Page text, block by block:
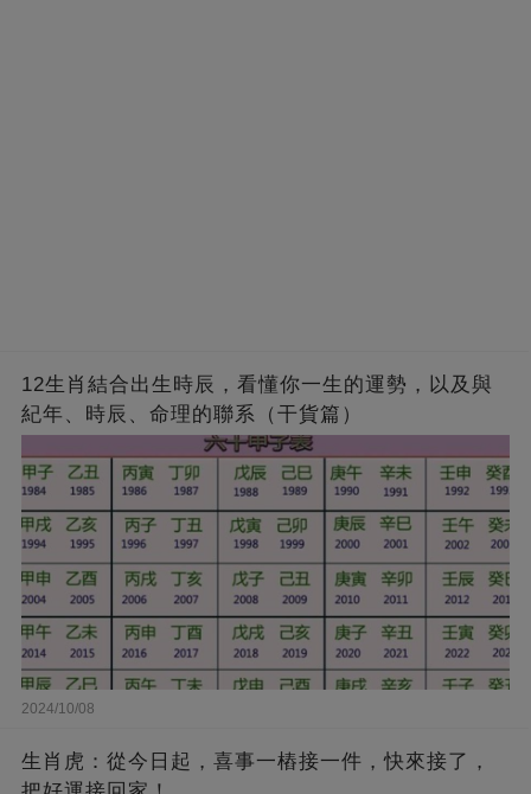
12生肖結合出生時辰，看懂你一生的運勢，以及與
紀年、時辰、命理的聯系（干貨篇）
2024/10/08
生肖虎：從今日起，喜事一樁接一件，快來接了，